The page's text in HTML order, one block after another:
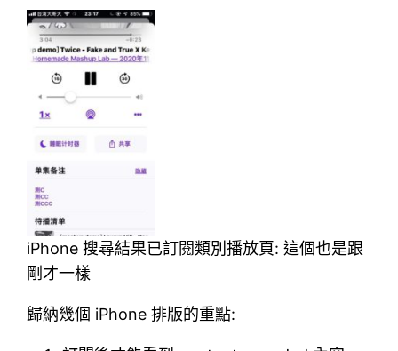
iPhone 搜尋結果已訂閱類別播放頁: 這個也是跟
剛才一樣
歸納幾個 iPhone 排版的重點: